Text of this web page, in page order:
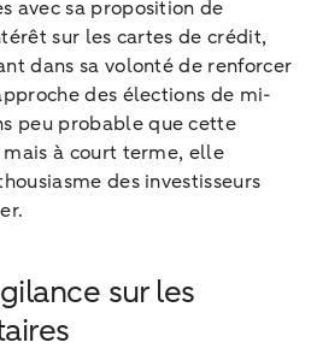
avec sa proposition de
sur les cartes de crédit,
dans sa volonté de renforcer
des élections de mi-
peu probable que cette
à court terme, elle
des investisseurs
sur les